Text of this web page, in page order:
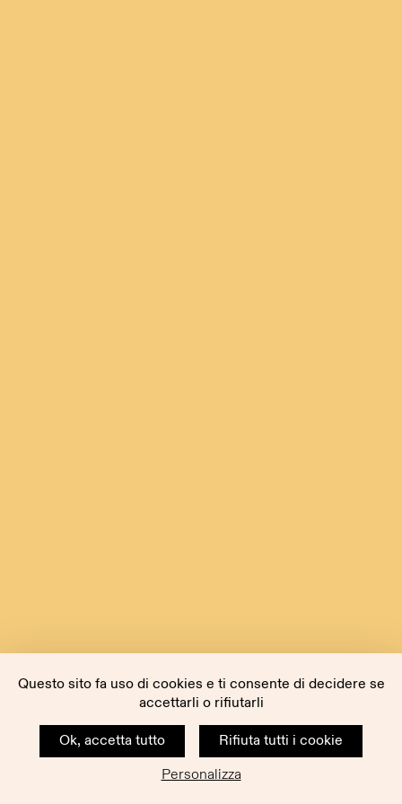
Questo sito fa uso di cookies e ti consente di decidere se
accettarli o rifiutarli
Ok, accetta tutto
Rifiuta tutti i cookie
Personalizza